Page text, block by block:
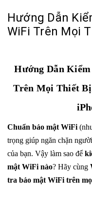
Hướng Dẫn
WiFi Trên Mọi
Hướng Dẫn
Trên Mọi Thiết
Chuẩn bảo mật WiFi
trọng giúp ngăn chặn
của bạn. Vậy làm sao để
mật WiFi nào? Hãy cùng
tra bảo mật WiFi trên